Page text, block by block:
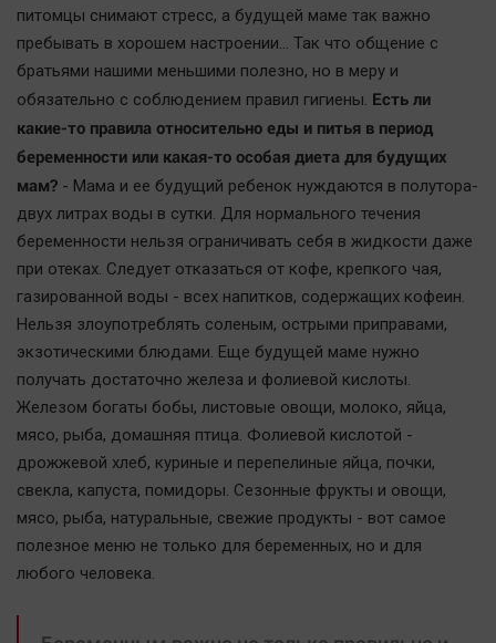
питомцы снимают стресс, а будущей маме так важно
пребывать в хорошем настроении… Так что общение с
братьями нашими меньшими полезно, но в меру и
обязательно с соблюдением правил гигиены. Есть ли
какие-то правила относительно еды и питья в период
беременности или какая-то особая диета для будущих
мам? - Мама и ее будущий ребенок нуждаются в полутора-
двух литрах воды в сутки. Для нормального течения
беременности нельзя ограничивать себя в жидкости даже
при отеках. Следует отказаться от кофе, крепкого чая,
газированной воды - всех напитков, содержащих кофеин.
Нельзя злоупотреблять соленым, острыми приправами,
экзотическими блюдами. Еще будущей маме нужно
получать достаточно железа и фолиевой кислоты.
Железом богаты бобы, листовые овощи, молоко, яйца,
мясо, рыба, домашняя птица. Фолиевой кислотой -
дрожжевой хлеб, куриные и перепелиные яйца, почки,
свекла, капуста, помидоры. Сезонные фрукты и овощи,
мясо, рыба, натуральные, свежие продукты - вот самое
полезное меню не только для беременных, но и для
любого человека.